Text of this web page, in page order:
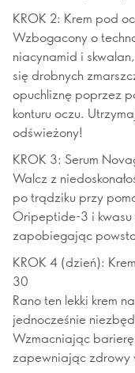
KROK 2: Krem pod
Wzbogacony o
niacynamid i
się drobnych
opuchliznę poprzez
konturu oczu.
odświeżony!
KROK 3: Serum
Walcz z
po trądziku przy
Oripeptide-3 i kwasu
zapobiegając
KROK 4 (dzień):
30
Rano ten lekki krem
jednocześnie
Wzmacniając
zapewniając zdrowy